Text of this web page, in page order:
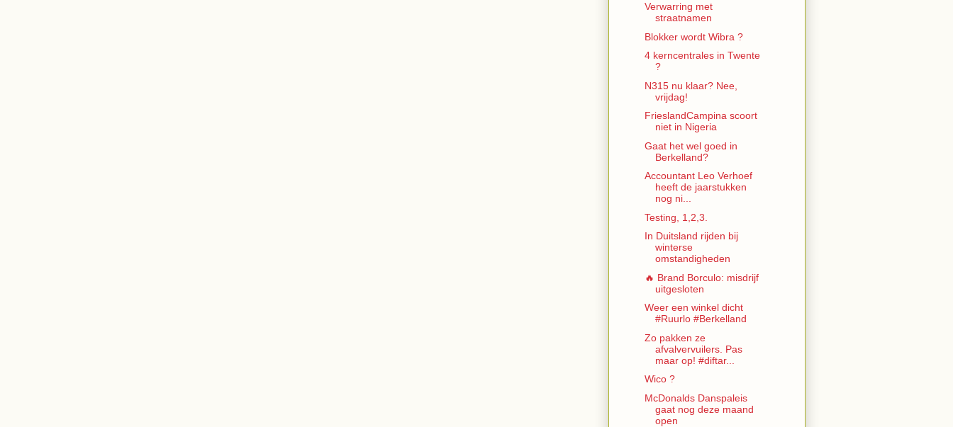
Verwarring met
straatnamen
Blokker wordt Wibra ?
4 kerncentrales in Twente
?
N315 nu klaar? Nee,
vrijdag!
FrieslandCampina scoort
niet in Nigeria
Gaat het wel goed in
Berkelland?
Accountant Leo Verhoef
heeft de jaarstukken
nog ni...
Testing, 1,2,3.
In Duitsland rijden bij
winterse
omstandigheden
🔥 Brand Borculo: misdrijf
uitgesloten
Weer een winkel dicht
#Ruurlo #Berkelland
Zo pakken ze
afvalvervuilers. Pas
maar op! #diftar...
Wico ?
McDonalds Danspaleis
gaat nog deze maand
open